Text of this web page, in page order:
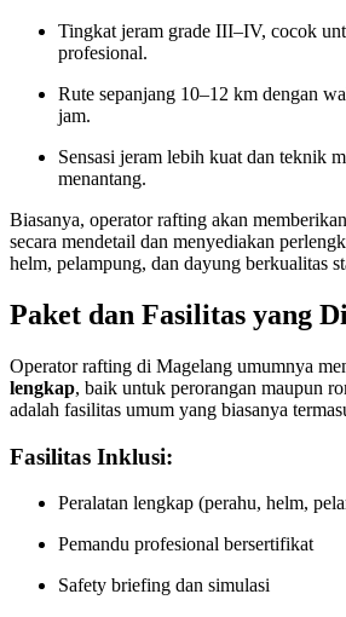
Tingkat jeram grade III–IV, cocok
profesional.
Rute sepanjang 10–12 km dengan
jam.
Sensasi jeram lebih kuat dan teknik
menantang.
Biasanya, operator rafting akan
secara mendetail dan menyediakan
helm, pelampung, dan dayung berkualitas
Paket dan Fasilitas yang
Operator rafting di Magelang umumnya
lengkap, baik untuk perorangan maupun
adalah fasilitas umum yang biasanya
Fasilitas Inklusi:
Peralatan lengkap (perahu, helm,
Pemandu profesional bersertifikat
Safety briefing dan simulasi